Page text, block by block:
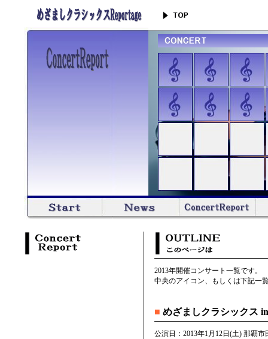
2013年開催コンサート一覧です。
中央のアイコン、もしくは下記一
■ めざましクラシックス
公演日：2013年1月12日(土) 那覇